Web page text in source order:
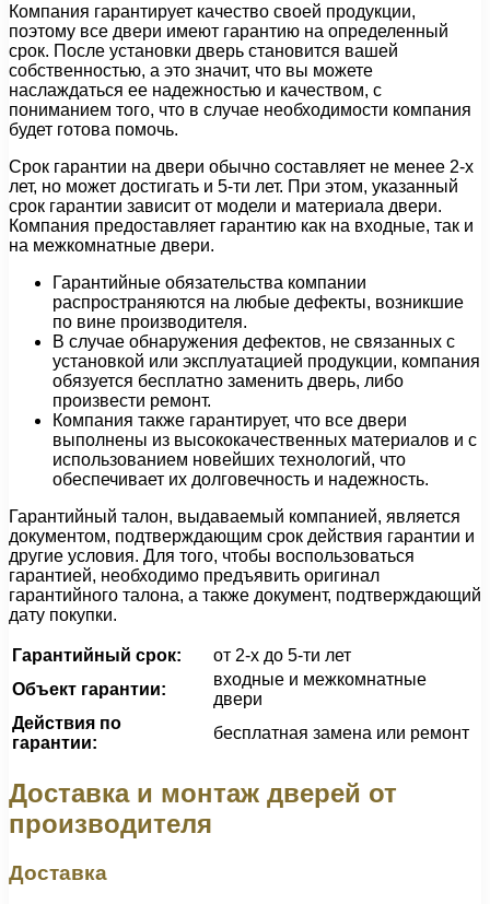
Компания гарантирует качество своей продукции,
поэтому все двери имеют гарантию на определенный
срок. После установки дверь становится вашей
собственностью, а это значит, что вы можете
наслаждаться ее надежностью и качеством, с
пониманием того, что в случае необходимости компания
будет готова помочь.
Срок гарантии на двери обычно составляет не менее 2-х
лет, но может достигать и 5-ти лет. При этом, указанный
срок гарантии зависит от модели и материала двери.
Компания предоставляет гарантию как на входные, так и
на межкомнатные двери.
Гарантийные обязательства компании
распространяются на любые дефекты, возникшие
по вине производителя.
В случае обнаружения дефектов, не связанных с
установкой или эксплуатацией продукции, компания
обязуется бесплатно заменить дверь, либо
произвести ремонт.
Компания также гарантирует, что все двери
выполнены из высококачественных материалов и с
использованием новейших технологий, что
обеспечивает их долговечность и надежность.
Гарантийный талон, выдаваемый компанией, является
документом, подтверждающим срок действия гарантии и
другие условия. Для того, чтобы воспользоваться
гарантией, необходимо предъявить оригинал
гарантийного талона, а также документ, подтверждающий
дату покупки.
Гарантийный срок:
от 2-х до 5-ти лет
Объект гарантии:
входные и межкомнатные
двери
Действия по
гарантии:
бесплатная замена или ремонт
Доставка и монтаж дверей от
производителя
Доставка